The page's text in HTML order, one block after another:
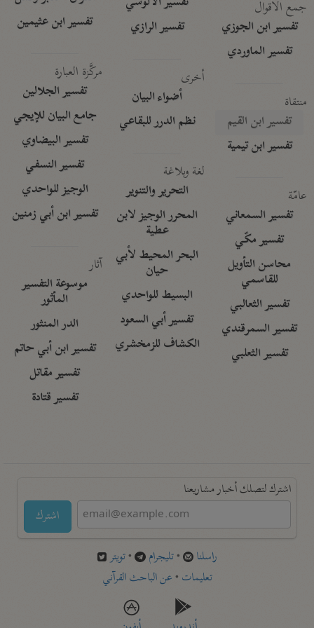
جمع الأقوال
تفسير ابن الجوزي
تفسير الماوردي
منتقاة
تفسير ابن القيم
تفسير ابن تيمية
عامّة
تفسير السمعاني
تفسير مكّي
محاسن التأويل
للقاسمي
تفسير الثعالبي
تفسير السمرقندي
تفسير الثعلبي
تفسير الرازي
أخرى
أضواء البيان
نظم الدرر للبقاعي
لغة وبلاغة
التحرير والتنوير
المحرر الوجيز لابن
عطية
البحر المحيط لأبي
حيان
البسيط للواحدي
تفسير أبي السعود
الكشاف للزمخشري
تفسير ابن عثيمين
مركَّزة العبارة
تفسير الجلالين
جامع البيان للإيجي
تفسير البيضاوي
تفسير النسفي
الوجيز للواحدي
تفسير ابن أبي زمنين
آثار
موسوعة التفسير
المأثور
الدر المنثور
تفسير ابن أبي حاتم
تفسير مقاتل
تفسير قتادة
اشترك لتصلك أخبار مشاريعنا
اشترك
راسلنا •تليجرام •تويتر
تعليمات •عن الباحث القرآني